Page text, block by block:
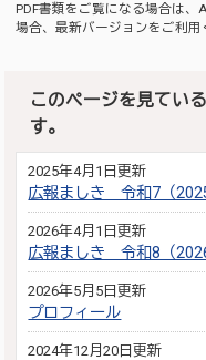
PDF書類をご覧になる場合は、
場合、最新バージョンをご利用
このページを見てい
す。
2025年4月1日更新
広報ましき 令和7（
2026年4月1日更新
広報ましき 令和8（
2026年5月5日更新
プロフィール
2024年12月20日更新